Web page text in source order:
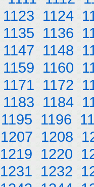
1123 1124
1135 1136
1147 1148
1159 1160
1171 1172
1183 1184
1195 1196
1207 1208
1219 1220
1231 1232